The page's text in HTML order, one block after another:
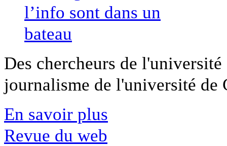
Des chercheurs de
journalisme de l'université
En savoir plus
Revue du web